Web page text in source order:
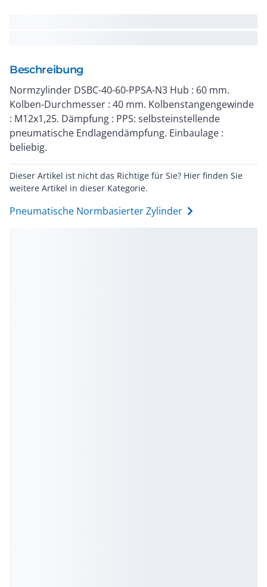
Beschreibung
Normzylinder DSBC-40-60-PPSA-N3 Hub : 60 mm.
Kolben-Durchmesser : 40 mm. Kolbenstangengewinde
: M12x1,25. Dämpfung : PPS: selbsteinstellende
pneumatische Endlagendämpfung. Einbaulage :
beliebig.
Dieser Artikel ist nicht das Richtige für Sie? Hier finden Sie
weitere Artikel in dieser Kategorie.
Pneumatische Normbasierter Zylinder